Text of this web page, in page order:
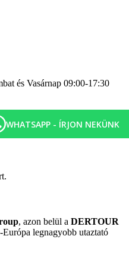
(helyi szolgáltatóknál)
napközben snack-
helyi alkoholos és
szállodák szolgáltatásai
eltérhetnek.
és Vasárnap 09:00-17:30
WHATSAPP - ÍRJON NEKÜNK
, azon belül a DERTOUR
legnagyobb utaztató